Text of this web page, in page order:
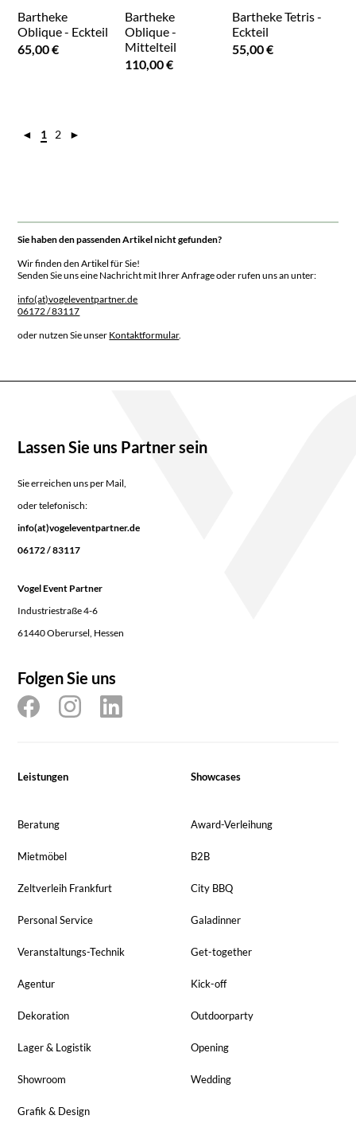
Bartheke
Oblique - Eckteil
65,00 €
Bartheke
Oblique -
Mittelteil
110,00 €
Bartheke Tetris -
Eckteil
55,00 €
◄ 1 2 ►
Sie haben den passenden Artikel nicht gefunden?
Wir finden den Artikel für Sie!
Senden Sie uns eine Nachricht mit Ihrer Anfrage oder rufen uns an unter:
info(at)vogeleventpartner.de
06172 / 83117
oder nutzen Sie unser Kontaktformular.
Lassen Sie uns Partner sein
Sie erreichen uns per Mail,
oder telefonisch:
info(at)vogeleventpartner.de
06172 / 83117
Vogel Event Partner
Industriestraße 4-6
61440 Oberursel, Hessen
Folgen Sie uns
Leistungen
Beratung
Mietmöbel
Zeltverleih Frankfurt
Personal Service
Veranstaltungs-Technik
Agentur
Dekoration
Lager & Logistik
Showroom
Grafik & Design
Showcases
Award-Verleihung
B2B
City BBQ
Galadinner
Get-together
Kick-off
Outdoorparty
Opening
Wedding